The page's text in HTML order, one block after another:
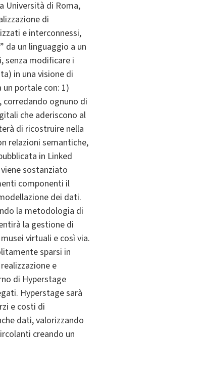
Università di Roma,
di
e interconnessi,
un linguaggio a un
senza modificare i
in una visione di
portale con: 1)
ognuno di
che aderiscono al
di ricostruire nella
relazioni semantiche,
in Linked
sostanziato
componenti il
dei dati.
la metodologia di
la gestione di
virtuali e così via.
sparsi in
e
di Hyperstage
Hyperstage sarà
e costi di
dati, valorizzando
creando un